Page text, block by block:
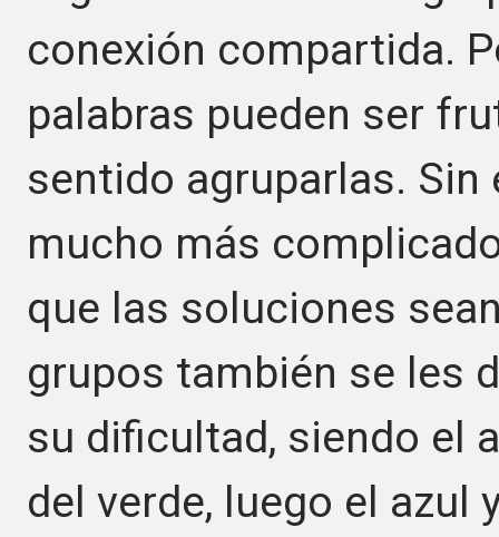
conexión compartida.
palabras pueden ser
sentido agruparlas.
mucho más
que las soluciones
grupos también se les
su dificultad, siendo el
del verde, luego el azul